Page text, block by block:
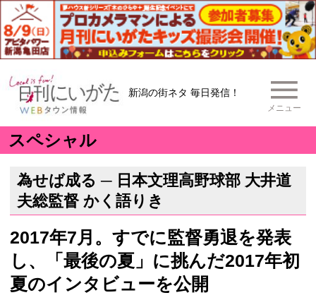
新潟の街ネタ 毎日発信！
メニュー
スペシャル
為せば成る ─ 日本文理高野球部 大井道
夫総監督 かく語りき
2017年7月。すでに監督勇退を発表
し、「最後の夏」に挑んだ2017年初
夏のインタビューを公開